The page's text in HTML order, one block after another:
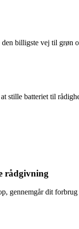
billigste vej til
stille batteriet til
rådgivning
gennemgår dit